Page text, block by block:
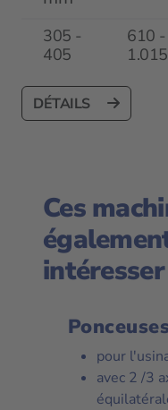
305 -
405
610 -
1.015
DÉTAILS
Ces
intéresser
pour
avec 2 /3